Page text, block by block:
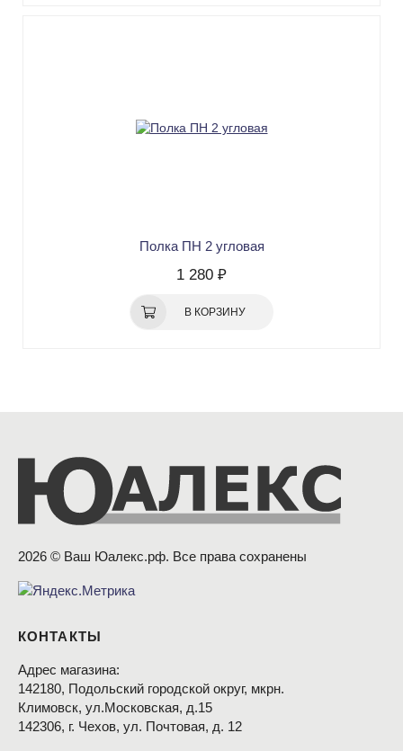
Полка ПН 2 угловая
1 280 ₽
В КОРЗИНУ
2026 © Ваш Юалекс.рф. Все права сохранены
КОНТАКТЫ
Адрес магазина:
142180, Подольский городской округ, мкрн.
Климовск, ул.Московская, д.15
142306, г. Чехов, ул. Почтовая, д. 12